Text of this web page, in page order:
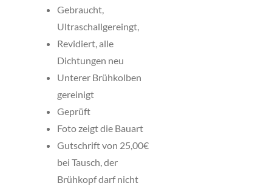
Gebraucht,
Ultraschallgereingt,
Revidiert, alle
Dichtungen neu
Unterer Brühkolben
gereinigt
Geprüft
Foto zeigt die Bauart
Gutschrift von 25,00€
bei Tausch, der
Brühkopf darf nicht